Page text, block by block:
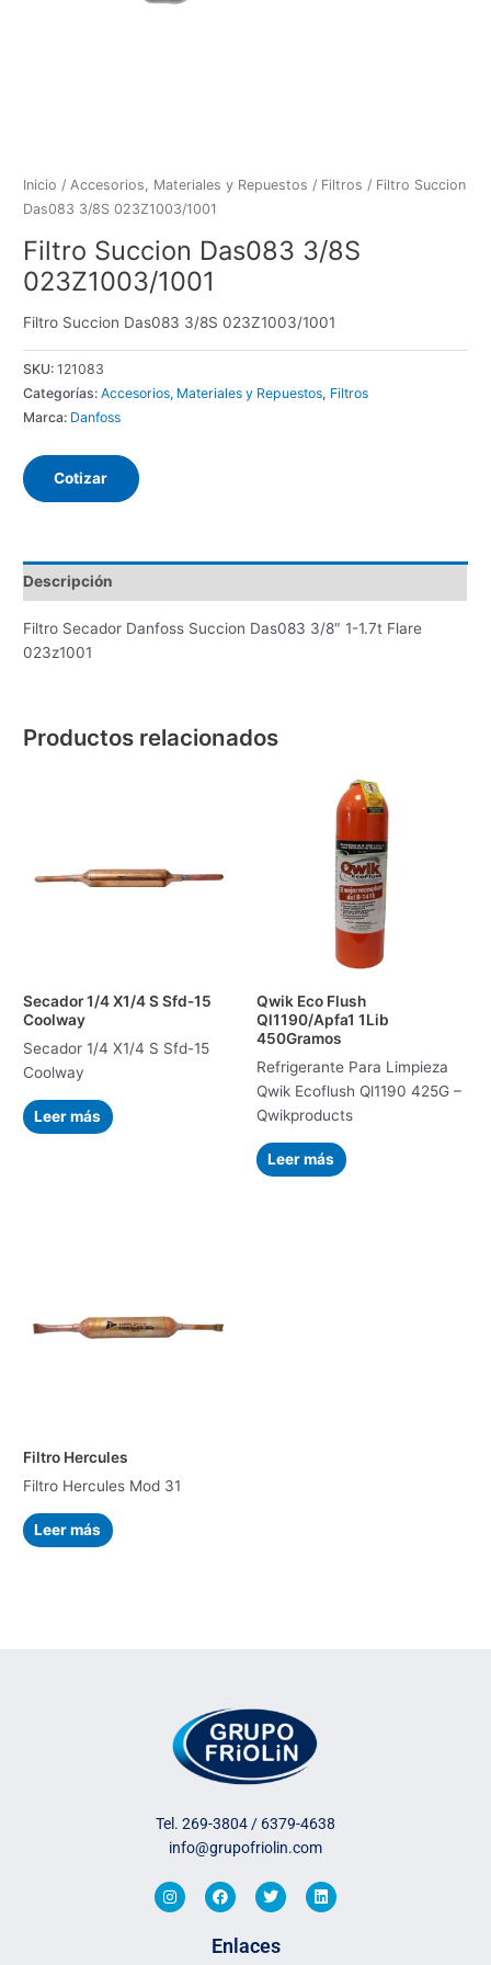
Inicio /Accesorios, Materiales y Repuestos / Filtros / Filtro Succion
Das083 3/8S 023Z1003/1001
Filtro Succion Das083 3/8S
023Z1003/1001
Filtro Succion Das083 3/8S 023Z1003/1001
SKU:121083
Categorías:Accesorios, Materiales y Repuestos, Filtros
Marca: Danfoss
Cotizar
Descripción
Filtro Secador Danfoss Succion Das083 3/8″ 1-1.7t Flare
023z1001
Productos relacionados
Secador 1/4 X1/4 S Sfd-15
Coolway
Secador 1/4 X1/4 S Sfd-15
Coolway
Leer más
Qwik Eco Flush
Ql1190/Apfa1 1Lib
450Gramos
Refrigerante Para Limpieza
Qwik Ecoflush Ql1190 425G –
Qwikproducts
Leer más
Filtro Hercules
Filtro Hercules Mod 31
Leer más
Tel. 269-3804 / 6379-4638
info@grupofriolin.com
I
n
s
F
a
c
b
T
w
i
t
L
i
n
Enlaces